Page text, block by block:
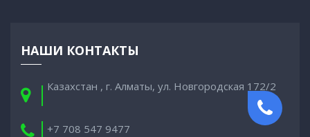
НАШИ КОНТАКТЫ
Казахстан , г. Алматы, ул. Новгородская 172/2
+7 708 547 9477